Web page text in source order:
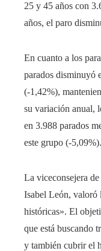
25 y 45 años con
años, el paro
En cuanto a los
parados disminuyó
(-1,42%),
su variación anual,
en 3.988 parados
este grupo (-5,09%).
La viceconsejera
Isabel León, valoró
históricas». El
que está buscando
y también cubrir el